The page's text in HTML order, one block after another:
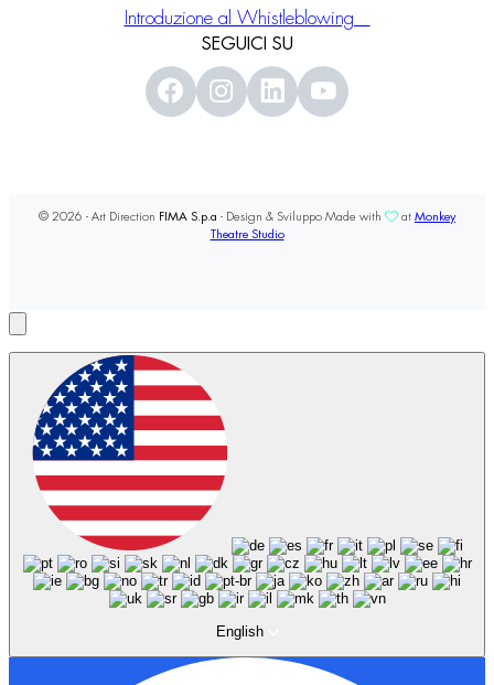
Introduzione al Whistleblowing
SEGUICI SU
© 2026 - Art Direction FIMA S.p.a - Design & Sviluppo Made with at Monkey
Theatre Studio
English